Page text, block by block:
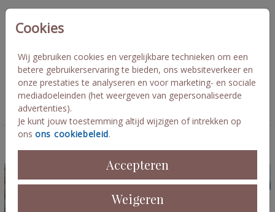
Cookies
Wij gebruiken cookies en vergelijkbare technieken om een
betere gebruikerservaring te bieden, ons websiteverkeer en
onze prestaties te analyseren en voor marketing- en sociale
mediadoeleinden (het weergeven van gepersonaliseerde
advertenties).
Je kunt jouw toestemming altijd wijzigen of intrekken op
ons ons cookiebeleid.
Accepteren
Weigeren
Omschrijving
Bodi en Anouk.
Collectie
Aankondigingsproducten
Deze kaarten vind je misschien ook leuk